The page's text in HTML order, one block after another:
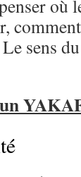
où
sens